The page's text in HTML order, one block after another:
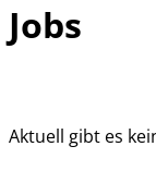
Jobs
Aktuell gibt es